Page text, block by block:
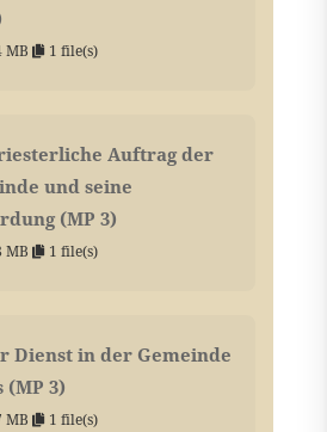
MB 1 file(s)
Auftrag der
und seine
(MP 3)
MB 1 file(s)
Dienst in der Gemeinde
(MP 3)
MB 1 file(s)